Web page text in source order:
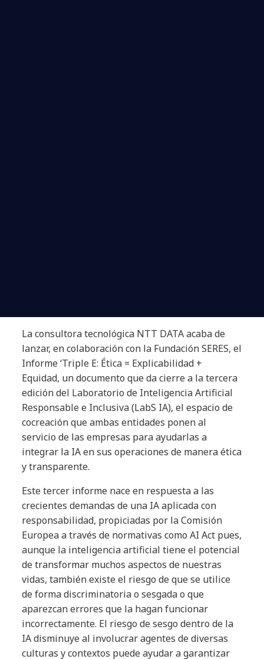
La consultora tecnológica NTT DATA acaba de
lanzar, en colaboración con la Fundación SERES, el
Informe ‘Triple E: Ética = Explicabilidad +
Equidad, un documento que da cierre a la tercera
edición del Laboratorio de Inteligencia Artificial
Responsable e Inclusiva (LabS IA), el espacio de
cocreación que ambas entidades ponen al
servicio de las empresas para ayudarlas a
integrar la IA en sus operaciones de manera ética
y transparente.
Este tercer informe nace en respuesta a las
crecientes demandas de una IA aplicada con
responsabilidad, propiciadas por la Comisión
Europea a través de normativas como AI Act pues,
aunque la inteligencia artificial tiene el potencial
de transformar muchos aspectos de nuestras
vidas, también existe el riesgo de que se utilice
de forma discriminatoria o sesgada o que
aparezcan errores que la hagan funcionar
incorrectamente. El riesgo de sesgo dentro de la
IA disminuye al involucrar agentes de diversas
culturas y contextos puede ayudar a garantizar